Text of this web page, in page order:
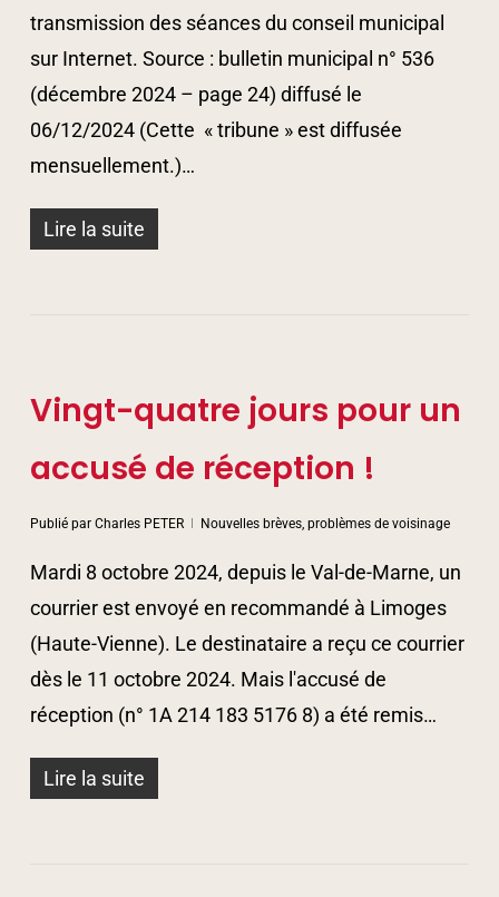
transmission des séances du conseil municipal
sur Internet. Source : bulletin municipal n° 536
(décembre 2024 – page 24) diffusé le
06/12/2024 (Cette « tribune » est diffusée
mensuellement.)…
Lire la suite
Vingt-quatre jours pour un
accusé de réception !
Publié par Charles PETER Nouvelles brèves, problèmes de voisinage
Mardi 8 octobre 2024, depuis le Val-de-Marne, un
courrier est envoyé en recommandé à Limoges
(Haute-Vienne). Le destinataire a reçu ce courrier
dès le 11 octobre 2024. Mais l'accusé de
réception (n° 1A 214 183 5176 8) a été remis…
Lire la suite